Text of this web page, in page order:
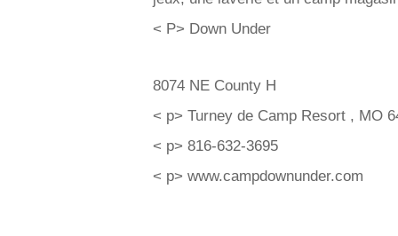
< P> Down Under
8074 NE County H
< p> Turney de Camp Resort , MO
< p> 816-632-3695
< p> www.campdownunder.com